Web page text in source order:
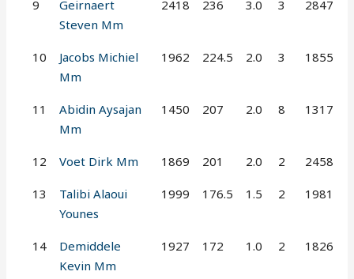
9
Geirnaert
Steven Mm
2418 236 3.0 3 2847
10
Jacobs Michiel
Mm
1962 224.5 2.0 3 1855
11
Abidin Aysajan
Mm
1450 207 2.0 8 1317
12 Voet Dirk Mm 1869 201 2.0 2 2458
13
Talibi Alaoui
Younes
1999 176.5 1.5 2 1981
14
Demiddele
Kevin Mm
1927 172 1.0 2 1826